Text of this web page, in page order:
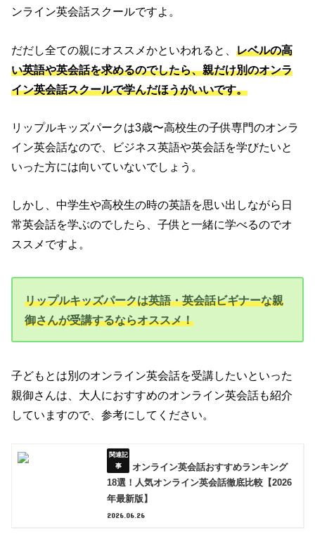
ンライン英会話スクールですよ。
だだし全ての親にオススメかといわれると、レベルの高
い英語や英会話を求めるのでしたら、親だけ別のオンラ
イン英会話スクールで学んだほうがいいです。
リップルキッズパークは3歳〜高校生の子供専門のオンラ
イン英会話なので、ビジネス英語や英会話を学びたいと
いった方には向いていないでしょう。
しかし、中学生や高校生の時の英語を思い出しながら日
常英会話を学ぶのでしたら、子供と一緒に学べるのでオ
ススメですよ。
リップルキッズパークは英語・英会話ビギナーな親
御さんが受講するならオススメ！
子どもとは別のオンライン英会話を受講したいといった
親御さんは、大人におすすめのオンライン英会話も紹介
していますので、参考にしてください。
オンライン英会話おすすめランキング
18選！人気オンライン英会話徹底比較【2026
年最新版】
2026.06.26